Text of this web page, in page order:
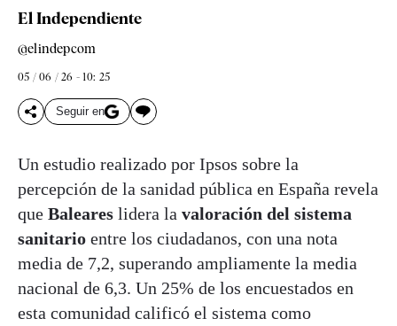
El Independiente
@elindepcom
05 / 06 / 26 - 10: 25
Seguir en
Un estudio realizado por Ipsos sobre la
percepción de la sanidad pública en España revela
que Baleares lidera la valoración del sistema
sanitario entre los ciudadanos, con una nota
media de 7,2, superando ampliamente la media
nacional de 6,3. Un 25% de los encuestados en
esta comunidad calificó el sistema como